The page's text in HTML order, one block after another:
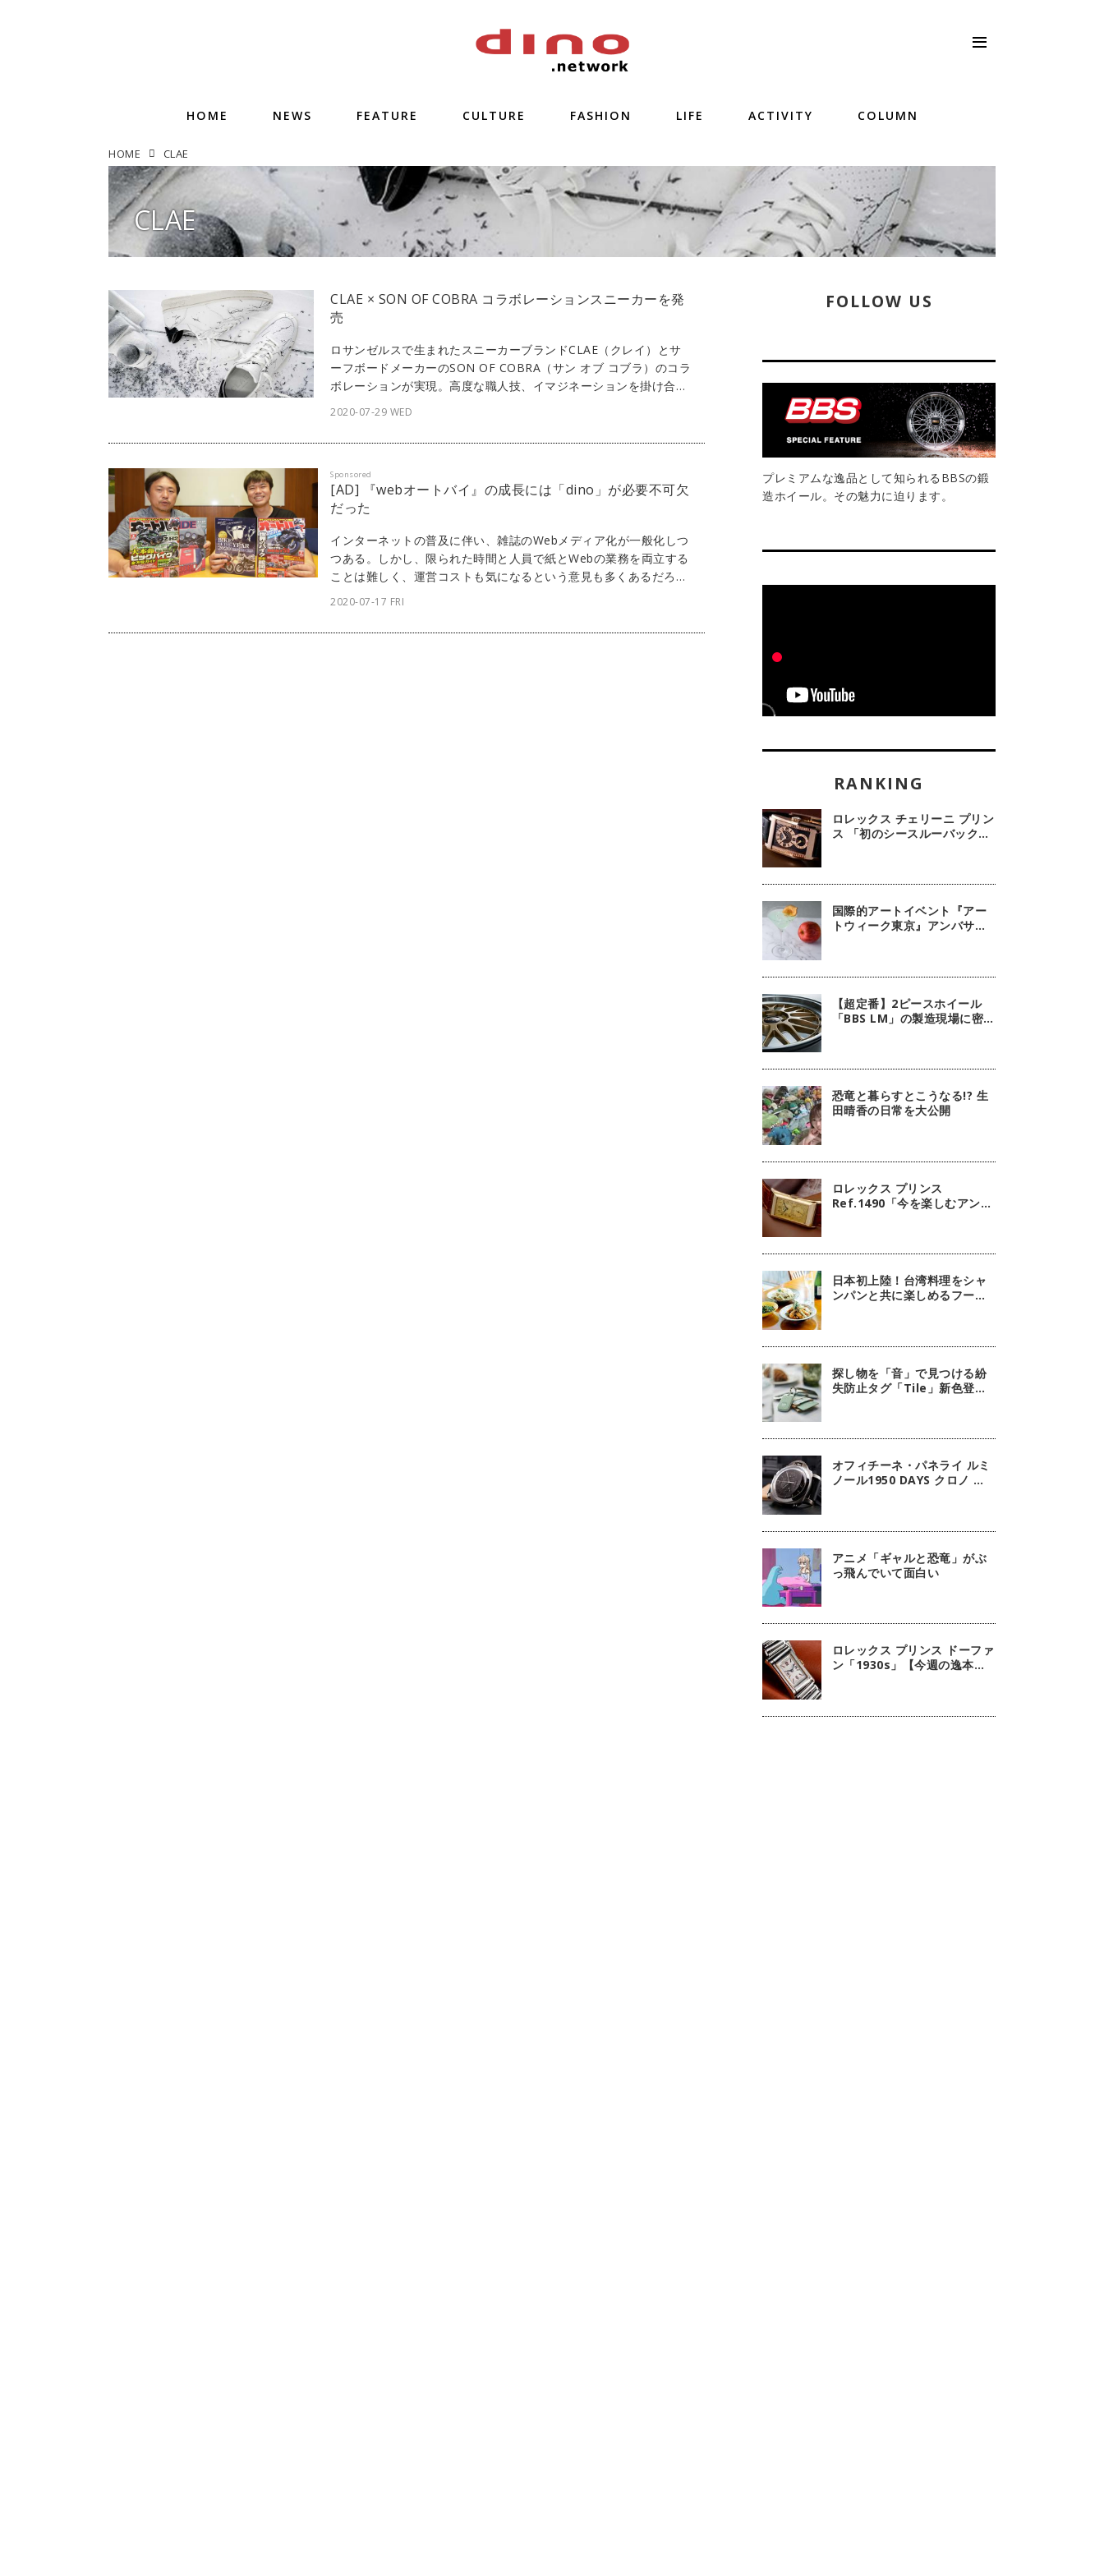
HOME NEWS FEATURE CULTURE FASHION LIFE ACTIVITY COLUMN
HOME CLAE
CLAE
CLAE × SON OF COBRA コラボレーションスニーカーを発
売
ロサンゼルスで生まれたスニーカーブランドCLAE（クレイ）とサ
ーフボードメーカーのSON OF COBRA（サン オブ コブラ）のコラ
ボレーションが実現。高度な職人技、イマジネーションを掛け合わ
2020-07-29 WED
[AD] 『webオートバイ』の成長には「dino」が必要不可欠
だった
インターネットの普及に伴い、雑誌のWebメディア化が一般化しつ
つある。しかし、限られた時間と人員で紙とWebの業務を両立する
ことは難しく、運営コストも気になるという意見も多くあるだろ
可能だ。ここでは、『webオートバイ』にてdinoを採用している株
Sponsored
2020-07-17 FRI
FOLLOW US
プレミアムな逸品として知られるBBSの鍛
造ホイール。その魅力に迫ります。
ロレックス チェリーニ プリン
ス 「初のシースルーバック・
国際的アートイベント『アー
トウィーク東京』アンバサダ
【超定番】2ピースホイール
「BBS LM」の製造現場に密
恐竜と暮らすとこうなる!? 生
田晴香の日常を大公開
ロレックス プリンス
Ref.1490「今を楽しむアンテ
日本初上陸！台湾料理をシャ
ンパンと共に楽しめるフージ
探し物を「音」で見つける紛
失防止タグ「Tile」新色登
オフィチーネ・パネライ ルミ
ノール1950 DAYS クロノ モ
アニメ「ギャルと恐竜」がぶ
っ飛んでいて面白い
ロレックス プリンス ドーファ
ン「1930s」【今週の逸本